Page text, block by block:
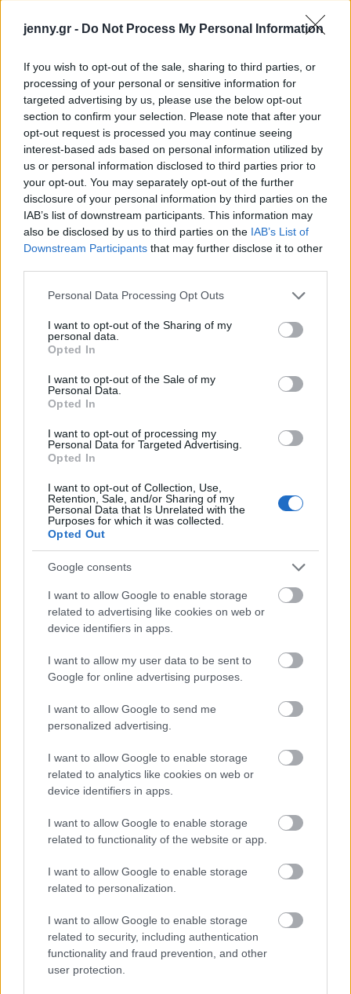
jenny.gr - Do Not Process My Personal Information
If you wish to opt-out of the sale, sharing to third parties, or
processing of your personal or sensitive information for
targeted advertising by us, please use the below opt-out
section to confirm your selection. Please note that after your
opt-out request is processed you may continue seeing
interest-based ads based on personal information utilized by
us or personal information disclosed to third parties prior to
your opt-out. You may separately opt-out of the further
disclosure of your personal information by third parties on the
IAB’s list of downstream participants. This information may
also be disclosed by us to third parties on the IAB’s List of
Downstream Participants that may further disclose it to other
Please note that this website/app uses one or more Google
not limited to your visit or usage behaviour. You may click to
grant or deny consent to Google and its third-party tags to
use your data for below specified purposes in below Google
consent section.
Personal Data Processing Opt Outs
I want to opt-out of the Sharing of my
personal data.
Opted In
I want to opt-out of the Sale of my
Personal Data.
Opted In
I want to opt-out of processing my
Personal Data for Targeted Advertising.
Opted In
I want to opt-out of Collection, Use,
Retention, Sale, and/or Sharing of my
Personal Data that Is Unrelated with the
Purposes for which it was collected.
Opted Out
Google consents
I want to allow Google to enable storage
related to advertising like cookies on web or
device identifiers in apps.
I want to allow my user data to be sent to
Google for online advertising purposes.
I want to allow Google to send me
personalized advertising.
I want to allow Google to enable storage
related to analytics like cookies on web or
device identifiers in apps.
I want to allow Google to enable storage
related to functionality of the website or app.
I want to allow Google to enable storage
related to personalization.
I want to allow Google to enable storage
related to security, including authentication
functionality and fraud prevention, and other
user protection.
«Δεν έκανα ποτέ πραγματικά come out. Απλά
αποφάσισα περισσότερο ότι δεν ήθελα να το έχω
κρυφό, δεν ήθελα πια να ντρέπομαι για το ποιον
αγαπάω και για την ταυτότητά μου οπότε απλά
θέλουμε"».
Στη δεύτερη σεζόν τουOnly Murders in the
Building,η Cara φέρνει στην επιφάνεια το μεγάλο
ζήτημα και την αξία της εκπροσώπησης, δίνοντας
ένα παθιασμένο φιλί στην οθόνη με τη Selena
Gomez. To μοντέλο από τη Βρετανία αποκάλυψε
ότι είναι bisexual το 2015 σε συνέντευξή της στη
Vogue ενώ αργότερα είχε πει στο People ότι «θέλει
να μιλάει όσο πιο ανοιχτά γίνεται στους άλλους»,
για την ταυτότητά της. «Κάθε μέρα, αλλάζω. Κάθε
μέρα, ανακαλύπτω καινούρια πράγματα για τον
εαυτό μου».